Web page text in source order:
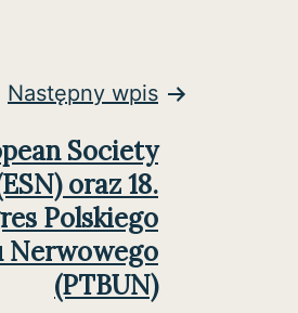
Następny wpis
Society
oraz 18.
Polskiego
Nerwowego
(PTBUN)